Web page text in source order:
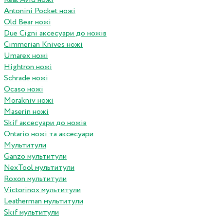
Antonini Pocket ножі
Old Bear ножі
Due Cigni аксесуари до ножів
Cimmerian Knives ножі
Umarex ножі
Hightron ножі
Schrade ножі
Ocaso ножі
Morakniv ножі
Maserin ножі
Skif аксесуари до ножів
Ontario ножі та аксесуари
Мультитули
Ganzo мультитули
NexTool мультитули
Roxon мультитули
Victorinox мультитули
Leatherman мультитули
Skif мультитули